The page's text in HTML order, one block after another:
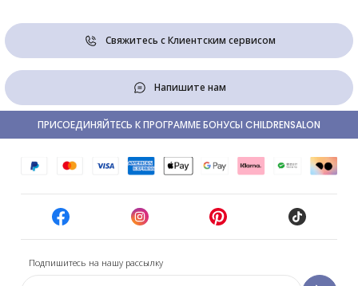
Свяжитесь с Клиентским сервисом
Напишите нам
Подпишитесь на нашу рассылку
ПРИСОЕДИНЯЙТЕСЬ К ПРОГРАММЕ БОНУСЫ CHILDRENSALON